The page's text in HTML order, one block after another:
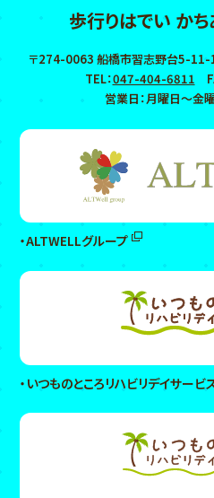
歩行りはでい か
〒274-0063 船橋市習志野台5-11-
TEL：047-404-6811
営業日：月曜日〜
・ALTWELLグループ
・いつものところリハビリデイサー